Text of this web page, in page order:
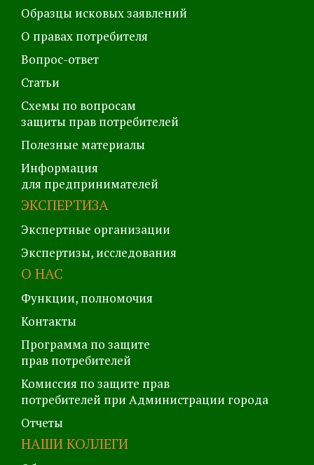
Образцы исковых заявлений
О правах потребителя
Вопрос-ответ
Статьи
Схемы по вопросам
защиты прав потребителей
Полезные материалы
Информация
для предпринимателей
ЭКСПЕРТИЗА
Экспертные организации
Экспертизы, исследования
О НАС
Функции, полномочия
Контакты
Программа по защите
прав потребителей
Комиссия по защите прав
потребителей при Администрации города
Отчеты
НАШИ КОЛЛЕГИ